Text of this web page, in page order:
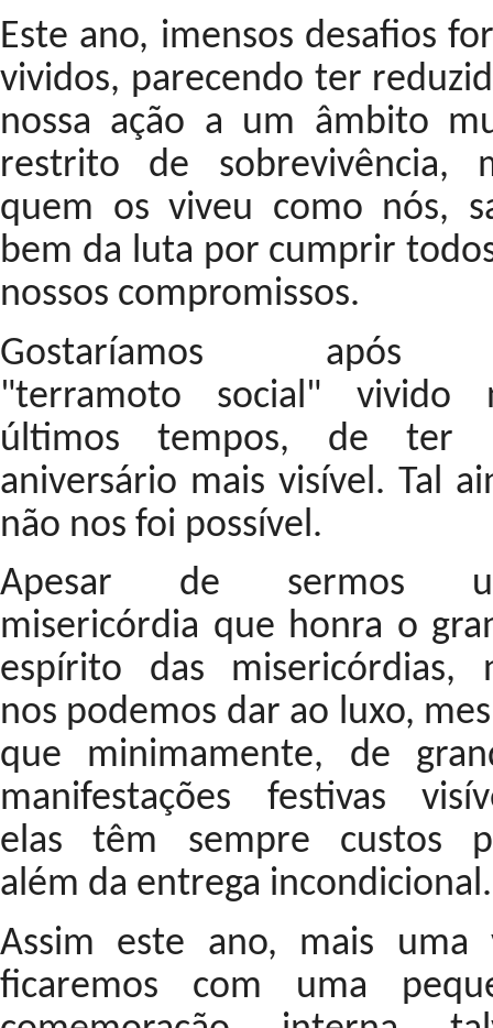
Este ano, imensos desafios
vividos, parecendo ter
nossa ação a um âmbito
restrito de sobrevivência,
quem os viveu como nós,
bem da luta por cumprir
nossos compromissos.
Gostaríamos
"terramoto social" vivido
últimos tempos, de ter
aniversário mais visível. Tal
não nos foi possível.
Apesar de sermos
misericórdia que honra o
espírito das misericórdias,
nos podemos dar ao luxo,
que minimamente, de
manifestações festivas
elas têm sempre custos
além da entrega
Assim este ano, mais uma
ficaremos com uma